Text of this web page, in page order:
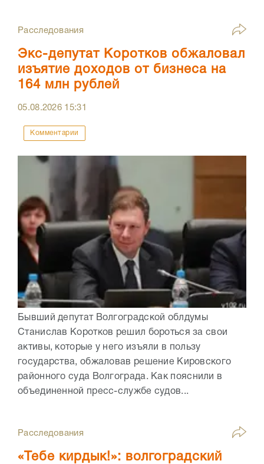
Расследования
Экс-депутат Коротков обжаловал
изъятие доходов от бизнеса на
164 млн рублей
05.08.2026 15:31
Комментарии
Бывший депутат Волгоградской облдумы
Станислав Коротков решил бороться за свои
активы, которые у него изъяли в пользу
государства, обжаловав решение Кировского
районного суда Волгограда. Как пояснили в
объединенной пресс-службе судов...
Расследования
«Тебе кирдык!»: волгоградский